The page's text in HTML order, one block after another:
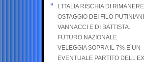
L’ITALIA RISCHIA DI RIMANERE
OSTAGGIO DEI FILO-PUTINIANI
VANNACCI E DI BATTISTA.
FUTURO NAZIONALE
VELEGGIA SOPRA IL 7% E UN
EVENTUALE PARTITO DELL’EX